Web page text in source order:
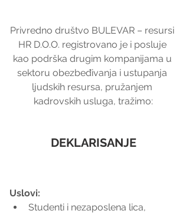
Privredno društvo BULEVAR – resursi
HR D.O.O. registrovano je i posluje
kao podrška drugim kompanijama u
sektoru obezbeđivanja i ustupanja
ljudskih resursa, pružanjem
kadrovskih usluga, tražimo:
DEKLARISANJE
Uslovi:
Studenti i nezaposlena lica,